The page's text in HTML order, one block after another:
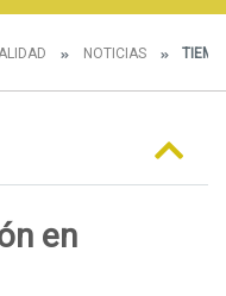
NOTICIAS
en